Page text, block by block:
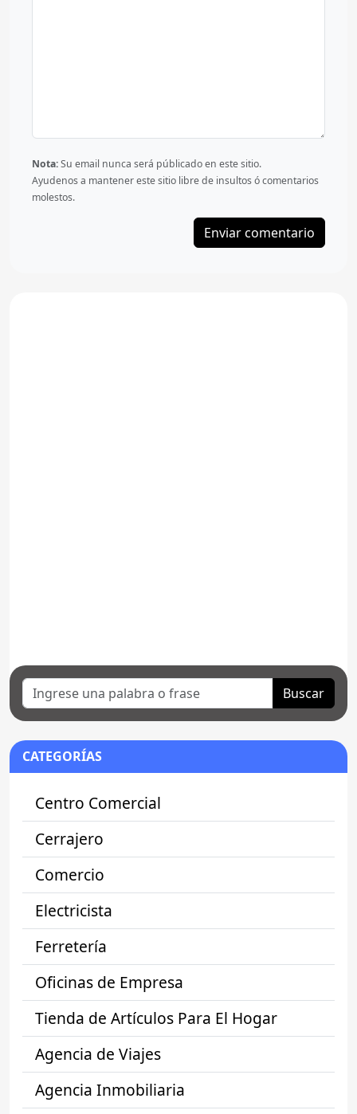
Nota:Su email nunca será públicado en este sitio.
Ayudenos a mantener este sitio libre de insultos ó comentarios
molestos.
Buscar
CATEGORÍAS
Centro Comercial
Cerrajero
Comercio
Electricista
Ferretería
Oficinas de Empresa
Tienda de Artículos Para El Hogar
Agencia de Viajes
Agencia Inmobiliaria